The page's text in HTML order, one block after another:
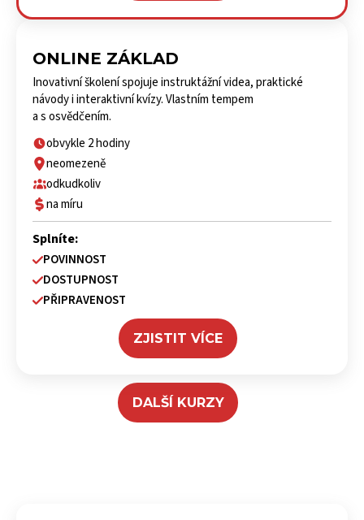
ONLINE ZÁKLAD
Inovativní školení spojuje instruktážní videa, praktické
návody i interaktivní kvízy. Vlastním tempem
a s osvědčením.
obvykle 2 hodiny
neomezeně
odkudkoliv
na míru
Splníte:
POVINNOST
DOSTUPNOST
PŘIPRAVENOST
ZJISTIT VÍCE
DALŠÍ KURZY